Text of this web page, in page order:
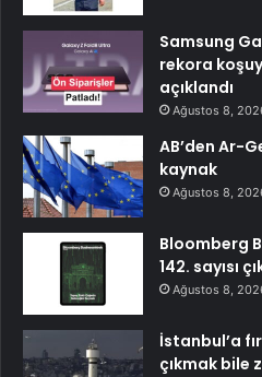
Samsung
rekora
açıklandı
Ağustos 8,
AB’den Ar-
kaynak
Ağustos 8,
Bloomberg
142. sayısı
Ağustos 8,
İstanbul’a
çıkmak bile